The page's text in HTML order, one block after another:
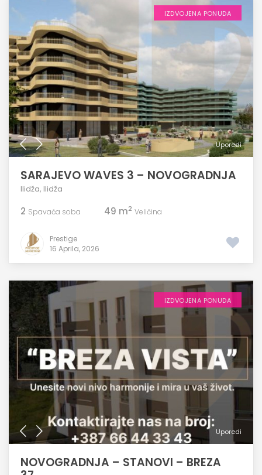
Uporedi
IZDVOJENA PONUDA
SARAJEVO WAVES 3 – NOVOGRADNJA
Ilidža, Ilidža
2 Spavaća soba 49 m2 Veličina
Prestige
16 Aprila, 2026
Uporedi
IZDVOJENA PONUDA
NOVOGRADNJA – STANOVI – BREZA